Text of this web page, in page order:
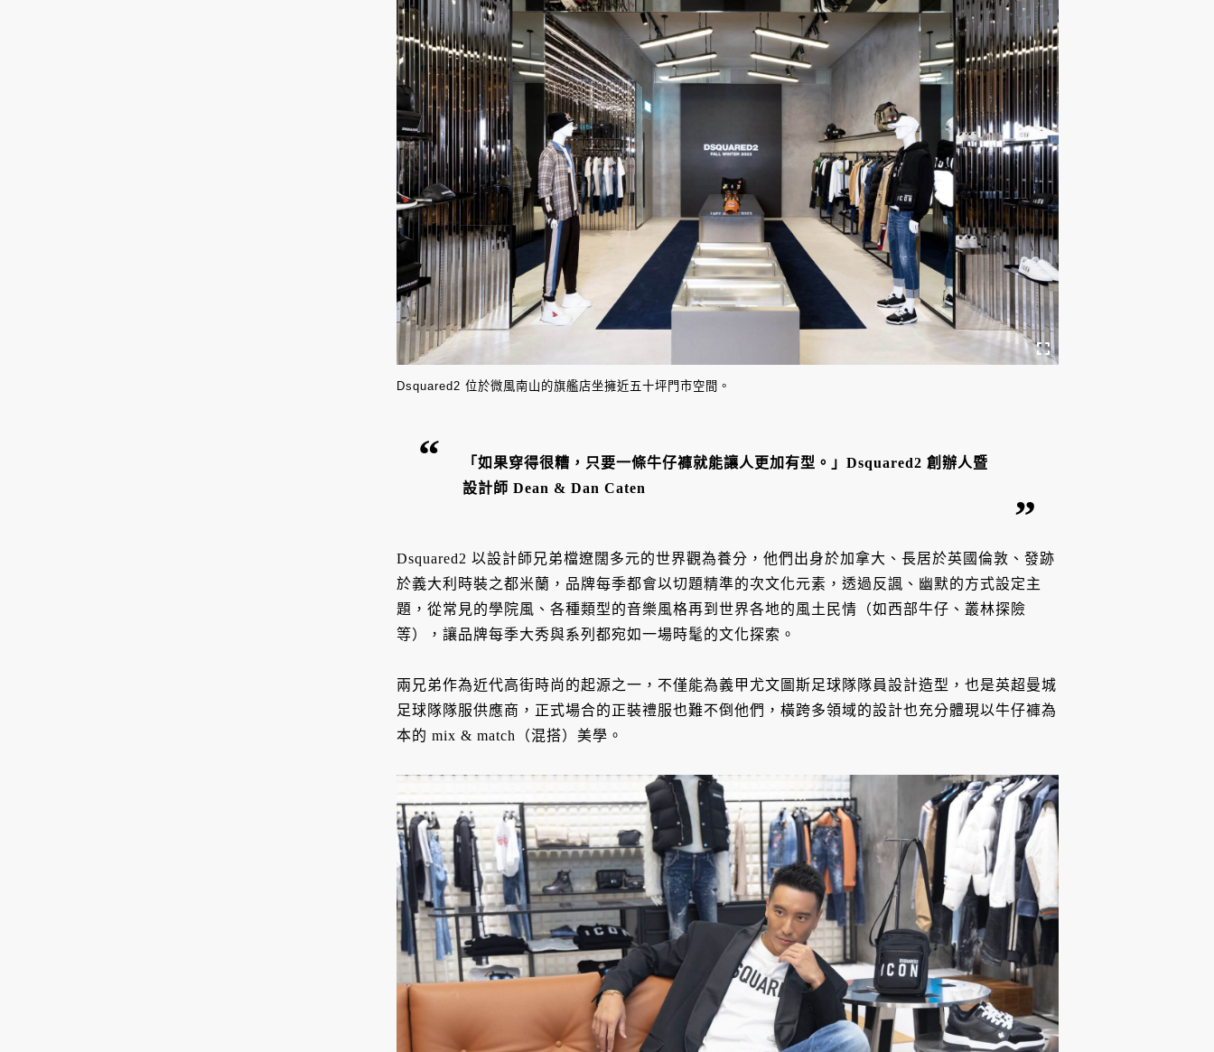
Dsquared2 位於微風南山的旗艦店坐擁近五十坪門市空間。
「如果穿得很糟，只要一條牛仔褲就能讓人更加有型。」Dsquared2 創辦人暨
設計師 Dean & Dan Caten
Dsquared2 以設計師兄弟檔遼闊多元的世界觀為養分，他們出身於加拿大、長居於英國倫敦、發跡
於義大利時裝之都米蘭，品牌每季都會以切題精準的次文化元素，透過反諷、幽默的方式設定主
題，從常見的學院風、各種類型的音樂風格再到世界各地的風土民情（如西部牛仔、叢林探險
等），讓品牌每季大秀與系列都宛如一場時髦的文化探索。
兩兄弟作為近代高街時尚的起源之一，不僅能為義甲尤文圖斯足球隊隊員設計造型，也是英超曼城
足球隊隊服供應商，正式場合的正裝禮服也難不倒他們，橫跨多領域的設計也充分體現以牛仔褲為
本的 mix & match（混搭）美學。